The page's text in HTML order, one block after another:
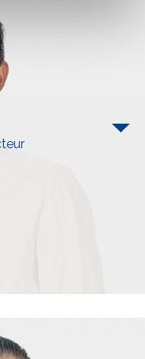
Nutzung der Dienste